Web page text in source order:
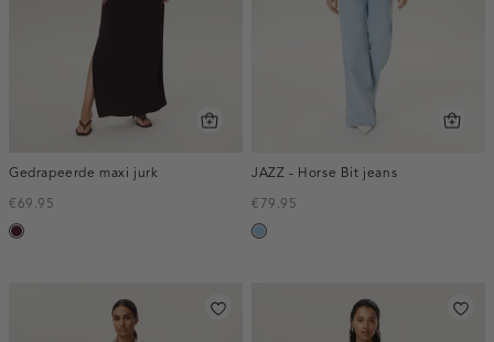
Gedrapeerde maxi jurk
€69.95
pruim,
JAZZ - Horse Bit jeans
€79.95
blauw,